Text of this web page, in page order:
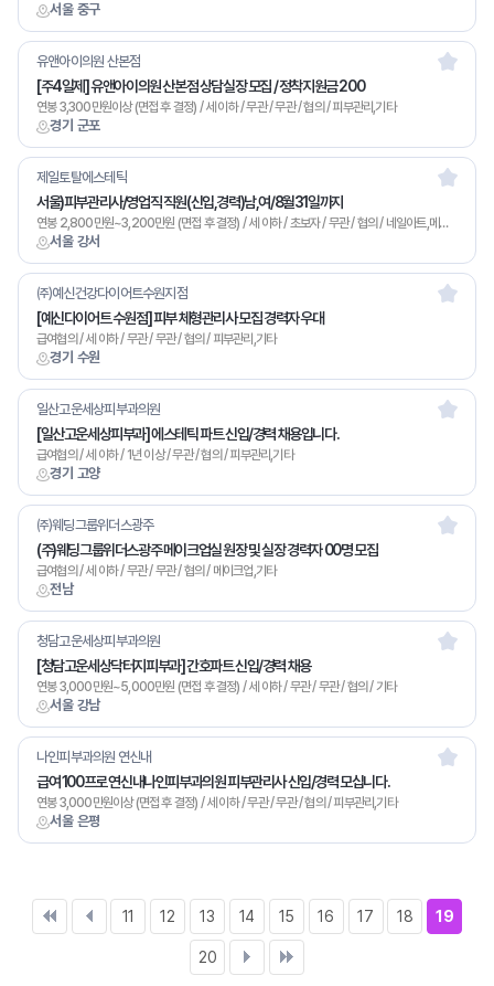
서울 중구
경기 군포
유앤아이의원 산본점
[주4일제] 유앤아이의원 산본점 상담실장 모집 / 정착지원금 200
연봉 3,300만원이상 (면접 후 결정) / 세 이하 / 무관 / 무관 / 협의 / 피부관리,기타
서울 강서
제일토탈에스테틱
서울)피부관리사/영업직 직원(신입,경력)남,여/8월31일까지
연봉 2,800만원~3,200만원 (면접 후 결정) / 세 이하 / 초보자 / 무관 / 협의 / 네일아트,메이크업,피부관리,마사지,기타
경기 수원
㈜예신건강다이어트수원지점
[예신다이어트 수원점] 피부 체형관리사 모집 경력자 우대
급여협의 / 세 이하 / 무관 / 무관 / 협의 / 피부관리,기타
경기 고양
일산고운세상피부과의원
[일산고운세상피부과] 에스테틱 파트 신입/경력 채용입니다.
급여협의 / 세 이하 / 1년 이상 / 무관 / 협의 / 피부관리,기타
전남
㈜웨딩그룹위더스광주
(주)웨딩그룹위더스광주 메이크업실 원장 및 실장 경력자 00명 모집
급여협의 / 세 이하 / 무관 / 무관 / 협의 / 메이크업,기타
서울 강남
청담고운세상피부과의원
[청담고운세상닥터지피부과] 간호파트 신입/경력 채용
연봉 3,000만원~5,000만원 (면접 후 결정) / 세 이하 / 무관 / 무관 / 협의 / 기타
서울 은평
나인피부과의원 연신내
급여 100프로 연신내나인피부과의원 피부관리사 신입/경력 모십니다.
연봉 3,000만원이상 (면접 후 결정) / 세 이하 / 무관 / 무관 / 협의 / 피부관리,기타
11 12 13 14 15 16 17 18 19
20